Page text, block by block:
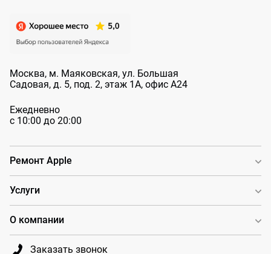
Москва, м. Маяковская, ул. Большая
Садовая, д. 5, под. 2, этаж 1А, офис А24
Ежедневно
с 10:00 до 20:00
Заказать звонок
Ремонт Apple
Услуги
О компании